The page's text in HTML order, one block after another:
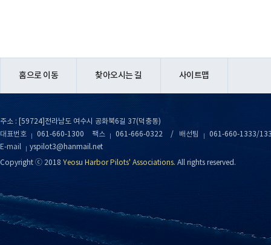
홈으로 이동 찾아오시는 길 사이트맵
주소 : [59724]전라남도 여수시 공화북6길 37(덕충동)
대표번호
061-660-1300 팩스 061-666-0322 / 배선팀
061-660-1333/
E-mail
yspilot3@hanmail.net
Copyright ⓒ 2018 Yeosu Harbor Pilots' Associations. All rights reserved.